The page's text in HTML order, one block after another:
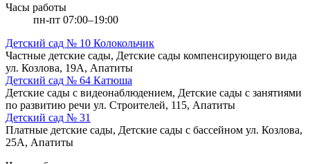
Часы работы
пн-пт 07:00–19:00
Детский сад № 10 Колокольчик
Частные детские сады, Детские сады компенсирующего вида
ул. Козлова, 19А, Апатиты
Детский сад № 64 Катюша
Детские сады с видеонаблюдением, Детские сады с занятиями
по развитию речи ул. Строителей, 115, Апатиты
Детский сад № 31
Платные детские сады, Детские сады с бассейном ул. Козлова,
25А, Апатиты